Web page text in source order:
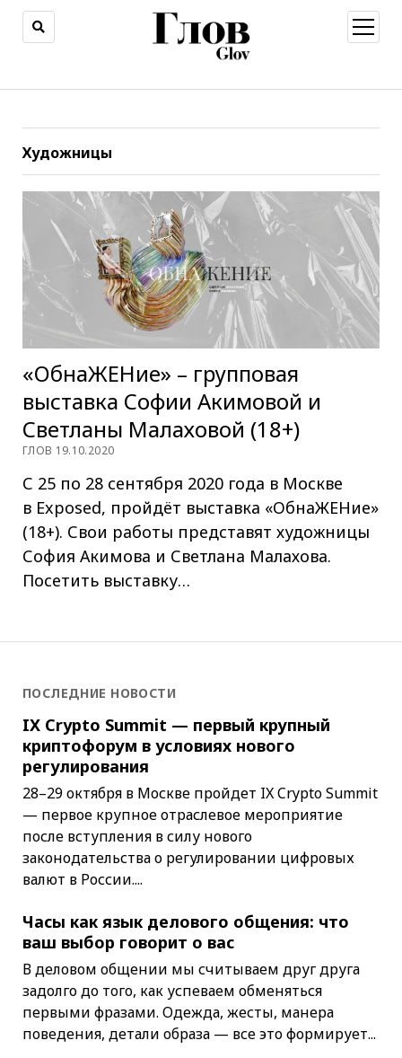
меню
ПОСЛЕДНИЕ НОВОСТИ
IX Crypto Summit — первый крупный
криптофорум в условиях нового
регулирования
28–29 октября в Москве пройдет IX Crypto Summit
— первое крупное отраслевое мероприятие
после вступления в силу нового
законодательства о регулировании цифровых
валют в России....
Часы как язык делового общения: что
ваш выбор говорит о вас
В деловом общении мы считываем друг друга
задолго до того, как успеваем обменяться
первыми фразами. Одежда, жесты, манера
поведения, детали образа — все это формирует...
Художницы
«‎ОбнаЖЕНие» – групповая
выставка Софии Акимовой и
Светланы Малаховой (18+)
ГЛОВ 19.10.2020
С 25 по 28 сентября 2020 года в Москве
в Exposed, пройдёт выставка «‎ОбнаЖЕНие»
(18+). Свои работы представят художницы
София Акимова и Светлана Малахова.
Посетить выставку…